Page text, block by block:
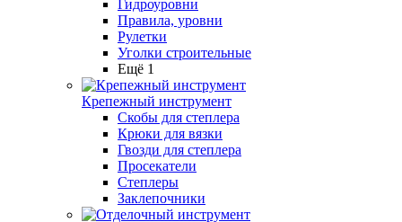
Гидроуровни
Правила, уровни
Рулетки
Уголки строительные
Ещё 1
Крепежный инструмент
Скобы для степлера
Крюки для вязки
Гвозди для степлера
Просекатели
Степлеры
Заклепочники